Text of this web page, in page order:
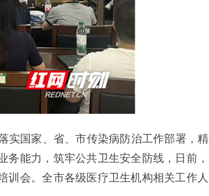
实国家、省、市传染病防治工作部署，精
能力，筑牢公共卫生安全防线，日前，
训会。全市各级医疗卫生机构相关工作人